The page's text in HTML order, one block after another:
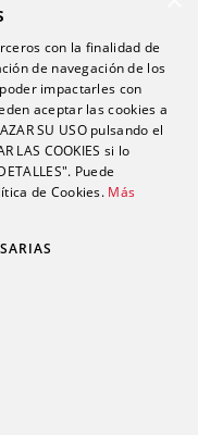
con la finalidad de
de navegación de los
impactarles con
aceptar las cookies a
SU USO pulsando el
LAS COOKIES si lo
Puede
de Cookies. Más